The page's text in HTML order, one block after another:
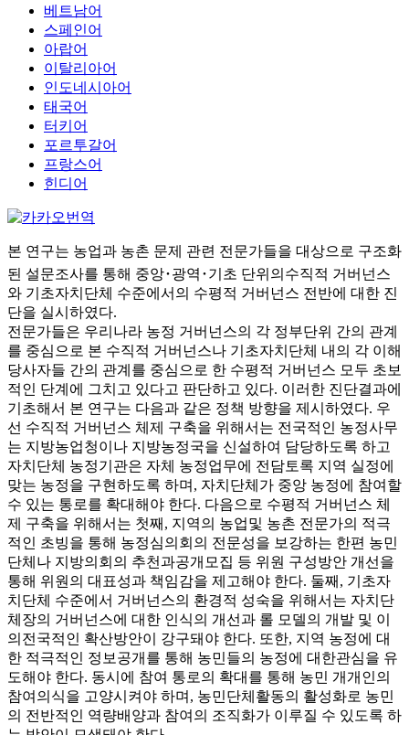
베트남어
스페인어
아랍어
이탈리아어
인도네시아어
태국어
터키어
포르투갈어
프랑스어
힌디어
본 연구는 농업과 농촌 문제 관련 전문가들을 대상으로 구조화
된 설문조사를 통해 중앙･광역･기초 단위의수직적 거버넌스
와 기초자치단체 수준에서의 수평적 거버넌스 전반에 대한 진
단을 실시하였다.
전문가들은 우리나라 농정 거버넌스의 각 정부단위 간의 관계
를 중심으로 본 수직적 거버넌스나 기초자치단체 내의 각 이해
당사자들 간의 관계를 중심으로 한 수평적 거버넌스 모두 초보
적인 단계에 그치고 있다고 판단하고 있다. 이러한 진단결과에
기초해서 본 연구는 다음과 같은 정책 방향을 제시하였다. 우
선 수직적 거버넌스 체제 구축을 위해서는 전국적인 농정사무
는 지방농업청이나 지방농정국을 신설하여 담당하도록 하고
자치단체 농정기관은 자체 농정업무에 전담토록 지역 실정에
맞는 농정을 구현하도록 하며, 자치단체가 중앙 농정에 참여할
수 있는 통로를 확대해야 한다. 다음으로 수평적 거버넌스 체
제 구축을 위해서는 첫째, 지역의 농업및 농촌 전문가의 적극
적인 초빙을 통해 농정심의회의 전문성을 보강하는 한편 농민
단체나 지방의회의 추천과공개모집 등 위원 구성방안 개선을
통해 위원의 대표성과 책임감을 제고해야 한다. 둘째, 기초자
치단체 수준에서 거버넌스의 환경적 성숙을 위해서는 자치단
체장의 거버넌스에 대한 인식의 개선과 롤 모델의 개발 및 이
의전국적인 확산방안이 강구돼야 한다. 또한, 지역 농정에 대
한 적극적인 정보공개를 통해 농민들의 농정에 대한관심을 유
도해야 한다. 동시에 참여 통로의 확대를 통해 농민 개개인의
참여의식을 고양시켜야 하며, 농민단체활동의 활성화로 농민
의 전반적인 역량배양과 참여의 조직화가 이루질 수 있도록 하